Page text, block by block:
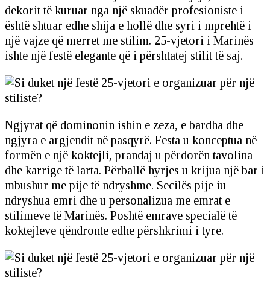
dekorit të kuruar nga një skuadër profesioniste i
është shtuar edhe shija e hollë dhe syri i mprehtë i
një vajze që merret me stilim. 25-vjetori i Marinës
ishte një festë elegante që i përshtatej stilit të saj.
Ngjyrat që dominonin ishin e zeza, e bardha dhe
ngjyra e argjendit në pasqyrë. Festa u konceptua në
formën e një koktejli, prandaj u përdorën tavolina
dhe karrige të larta. Përballë hyrjes u krijua një bar i
mbushur me pije të ndryshme. Secilës pije iu
ndryshua emri dhe u personalizua me emrat e
stilimeve të Marinës. Poshtë emrave specialë të
koktejleve qëndronte edhe përshkrimi i tyre.